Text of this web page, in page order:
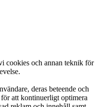
cookies och annan teknik för
deras beteende och
att kontinuerligt optimera